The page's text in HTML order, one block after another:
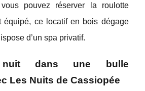
pouvez réserver la roulotte
équipé, ce locatif en bois dégage
d’un spa privatif.
dans une bulle
Les Nuits de Cassiopée